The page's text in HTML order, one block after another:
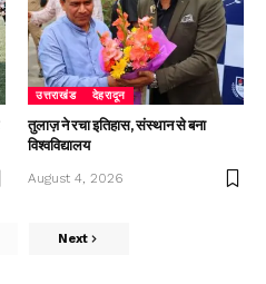
उत्तराखंड देहरादून
तुलाज़ ने रचा इतिहास, संस्थान से बना
विश्वविद्यालय
August 4, 2026
Next